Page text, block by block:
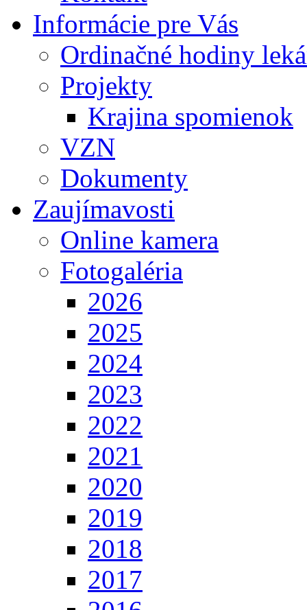
Informácie pre Vás
Ordinačné hodiny
Projekty
Krajina spomienok
VZN
Dokumenty
Zaujímavosti
Online kamera
Fotogaléria
2026
2025
2024
2023
2022
2021
2020
2019
2018
2017